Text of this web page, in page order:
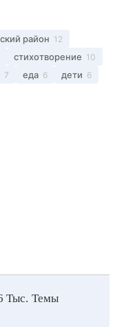
район 12
стихотворение 10
7 еда 6 дети 6
Тыс. Темы